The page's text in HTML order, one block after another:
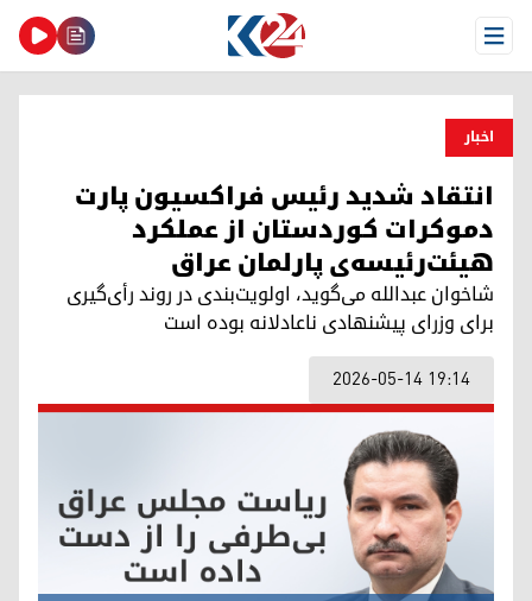
Open Menu
اخبار
انتقاد شدید رئیس فراکسیون پارت
دموکرات کوردستان از عملکرد
هیئت‌رئیسه‌ی پارلمان عراق
شاخوان عبدالله می‌گوید، اولویت‌بندی در روند رأی‌گیری
برای وزرای پیشنهادی ناعادلانه بوده است
2026-05-14 19:14